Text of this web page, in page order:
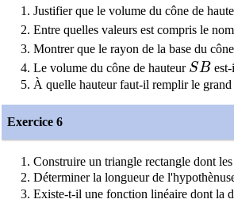
Justifier que le volume du cône de
Entre quelles valeurs est compris le
Montrer que le rayon de la base du
Le volume du cône de hauteur SB
SB
À quelle hauteur faut-il remplir le
Exercice 6
Construire un triangle rectangle dont
Déterminer la longueur de
Existe-t-il une fonction linéaire dont la